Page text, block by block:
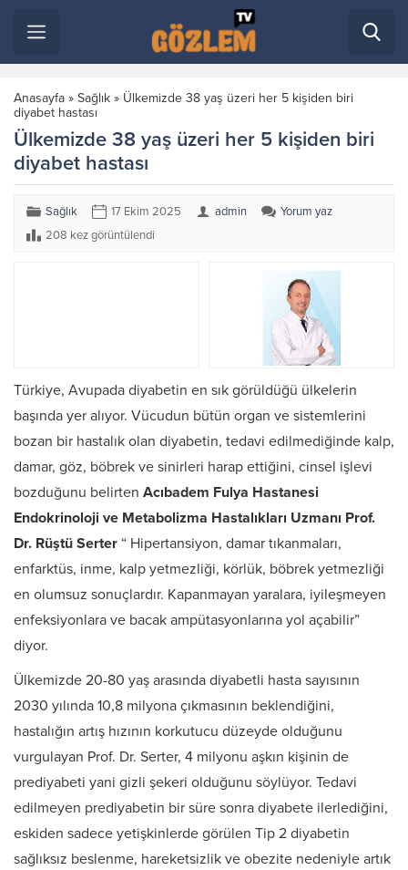
Anasayfa » Sağlık » Ülkemizde 38 yaş üzeri her 5 kişiden biri
diyabet hastası
Ülkemizde 38 yaş üzeri her 5 kişiden biri
diyabet hastası
Sağlık 17 Ekim 2025 admin
Yorum yaz
208 kez görüntülendi
Türkiye, Avupada diyabetin en sık görüldüğü ülkelerin
başında yer alıyor. Vücudun bütün organ ve sistemlerini
bozan bir hastalık olan diyabetin, tedavi edilmediğinde kalp,
damar, göz, böbrek ve sinirleri harap ettiğini, cinsel işlevi
bozduğunu belirten Acıbadem Fulya Hastanesi
Endokrinoloji ve Metabolizma Hastalıkları Uzmanı Prof.
Dr. Rüştü Serter “ Hipertansiyon, damar tıkanmaları,
enfarktüs, inme, kalp yetmezliği, körlük, böbrek yetmezliği
en olumsuz sonuçlardır. Kapanmayan yaralara, iyileşmeyen
enfeksiyonlara ve bacak ampütasyonlarına yol açabilir”
diyor.
Ülkemizde 20-80 yaş arasında diyabetli hasta sayısının
2030 yılında 10,8 milyona çıkmasının beklendiğini,
hastalığın artış hızının korkutucu düzeyde olduğunu
vurgulayan Prof. Dr. Serter, 4 milyonu aşkın kişinin de
prediyabeti yani gizli şekeri olduğunu söylüyor. Tedavi
edilmeyen prediyabetin bir süre sonra diyabete ilerlediğini,
eskiden sadece yetişkinlerde görülen Tip 2 diyabetin
sağlıksız beslenme, hareketsizlik ve obezite nedeniyle artık